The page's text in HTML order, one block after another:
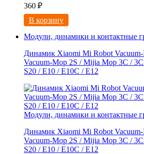
360 ₽
В корзину
Модули, динамики и контактные
Динамик Xiaomi Mi Robot
Vacuum-Mop 2S / Mijia Mop 3C /
S20 / E10 / E10C / E12
Модули, динамики и контактные
Динамик Xiaomi Mi Robot
Vacuum-Mop 2S / Mijia Mop 3C /
S20 / E10 / E10C / E12